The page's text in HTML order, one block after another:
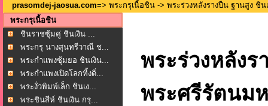
prasomdej-jaosua.com=> พระกรุเนื้อชิน -> พระร่วงหลังรางปืน ฐานสูง ชิ
พระกรุเนื้อชิน
ชินราชซุ้มคู่ ชินเงิน ...
พระกรุ นางสุนทรีวาณี ช...
พระกำแพงซุ้มยอ ชินเงิน...
พระกำแพงเปิดโลกทิ้งดิ่...
พระงั่วพิมพ์เล็ก ชินเง...
พระชินสีห์ ชินเงิน กรุ...
พระร่วงหลัง
พระศรีรัตนม